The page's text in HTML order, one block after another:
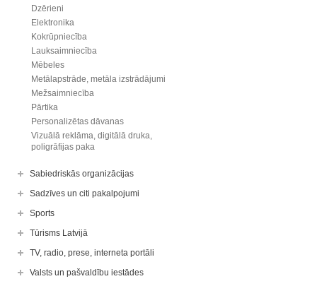
Dzērieni
Elektronika
Kokrūpniecība
Lauksaimniecība
Mēbeles
Metālapstrāde, metāla izstrādājumi
Mežsaimniecība
Pārtika
Personalizētas dāvanas
Vizuālā reklāma, digitālā druka,
poligrāfijas paka
Sabiedriskās organizācijas
Sadzīves un citi pakalpojumi
Sports
Tūrisms Latvijā
TV, radio, prese, interneta portāli
Valsts un pašvaldību iestādes